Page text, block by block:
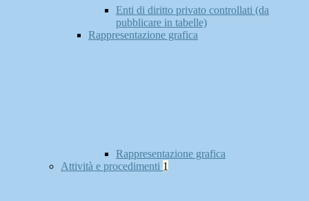
Enti di diritto privato controllati (da
pubblicare in tabelle)
Rappresentazione grafica
Rappresentazione grafica
Attività e procedimenti 1